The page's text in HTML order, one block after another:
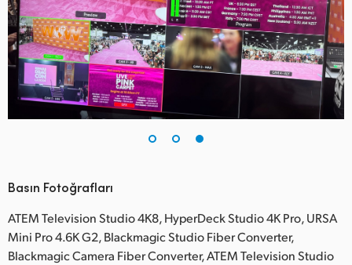
Basın Fotoğrafları
ATEM Television Studio 4K8, HyperDeck Studio 4K Pro, URSA
Mini Pro 4.6K G2, Blackmagic Studio Fiber Converter,
Blackmagic Camera Fiber Converter, ATEM Television Studio